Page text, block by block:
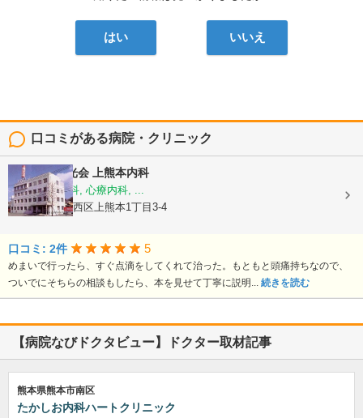
はい いいえ
口コミがある病院・クリニック
医療法人陽光会 上熊本内科
内科, 神経内科, 心療内科, ...
熊本県熊本市西区上熊本1丁目3-4
口コミ: 2件 5
めまいで行ったら、すぐ点滴をしてくれて治った。もともと頭痛持ちなので、
ついでにそちらの相談もしたら、本を見せて丁寧に説明... 続きを読む
【病院なびドクタビュー】ドクター取材記事
熊本県熊本市南区
たかしお内科ハートクリニック